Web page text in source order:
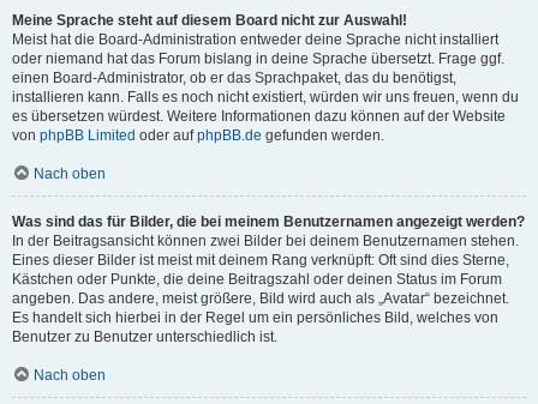
Meine Sprache steht auf diesem Board nicht zur Auswahl!
Meist hat die Board-Administration entweder deine Sprache nicht installiert
oder niemand hat das Forum bislang in deine Sprache übersetzt. Frage ggf.
einen Board-Administrator, ob er das Sprachpaket, das du benötigst,
installieren kann. Falls es noch nicht existiert, würden wir uns freuen, wenn du
es übersetzen würdest. Weitere Informationen dazu können auf der Website
von phpBB Limited oder aufphpBB.de gefunden werden.
Nach oben
Was sind das für Bilder, die bei meinem Benutzernamen angezeigt werden?
In der Beitragsansicht können zwei Bilder bei deinem Benutzernamen stehen.
Eines dieser Bilder ist meist mit deinem Rang verknüpft: Oft sind dies Sterne,
Kästchen oder Punkte, die deine Beitragszahl oder deinen Status im Forum
angeben. Das andere, meist größere, Bild wird auch als „Avatar“ bezeichnet.
Es handelt sich hierbei in der Regel um ein persönliches Bild, welches von
Benutzer zu Benutzer unterschiedlich ist.
Nach oben